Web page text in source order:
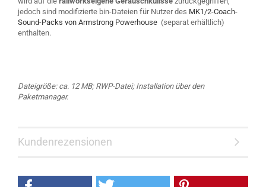
jedoch sind modifizierte bin-Dateien für Nutzer des MK1/2-Coach-
Sound-Packs von Armstrong Powerhouse (separat erhältlich)
enthalten.
Dateigröße: ca. 12 MB; RWP-Datei; Installation über den
Paketmanager.
Kundenrezensionen